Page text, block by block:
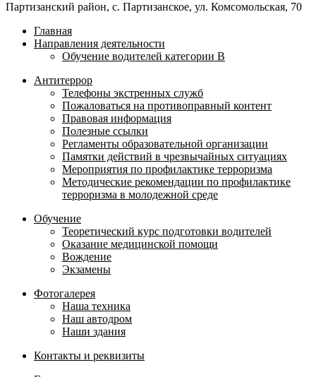
Партизанский район, с. Партизанское, ул. Комсомольская, 70
Главная
Направления деятельности
Обучение водителей категории B
Антитеррор
Телефоны экстренных служб
Пожаловаться на противоправный контент
Правовая информация
Полезные ссылки
Регламенты образовательной организации
Памятки действий в чрезвычайных ситуациях
Мероприятия по профилактике терроризма
Методические рекомендации по профилактике
терроризма в молодежной среде
Обучение
Теоретический курс подготовки водителей
Оказание медицинской помощи
Вождение
Экзамены
Фотогалерея
Наша техника
Наш автодром
Наши здания
Контакты и реквизиты